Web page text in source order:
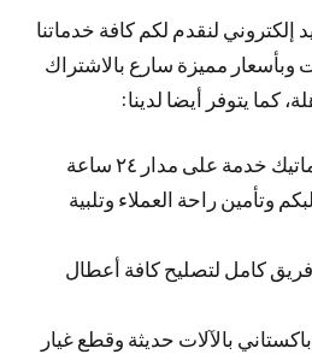
إلكتروني لنقدم لكم كافة خدماتنا
مميزة سارع بالاشتراك
كما يتوفر أيضا لدينا:
رقم تصليح غسالة اتوماتيك خدمة على مدار ٢٤ ساعة
وتأمين راحة العملاء وتلبية
كامل لتصليح كافة أعطال
بالآلات حديثة وقطع غيار